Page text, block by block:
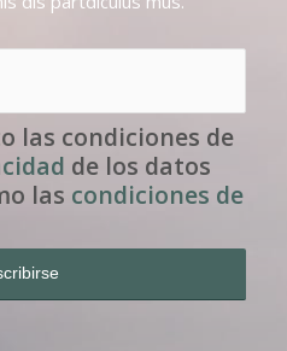
las condiciones de
de los datos
las condiciones de